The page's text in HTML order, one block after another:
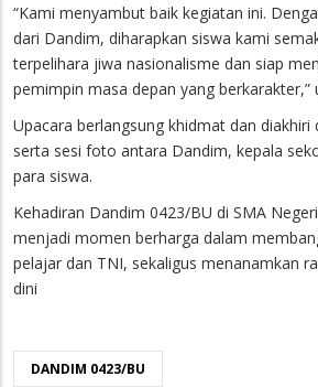
“Kami menyambut baik kegiatan ini.
dari Dandim, diharapkan siswa kami
terpelihara jiwa nasionalisme dan siap
pemimpin masa depan yang berkarakter,”
Upacara berlangsung khidmat dan diakhiri
serta sesi foto antara Dandim, kepala
para siswa.
Kehadiran Dandim 0423/BU di SMA
menjadi momen berharga dalam
pelajar dan TNI, sekaligus menanamkan
dini
DANDIM 0423/BU